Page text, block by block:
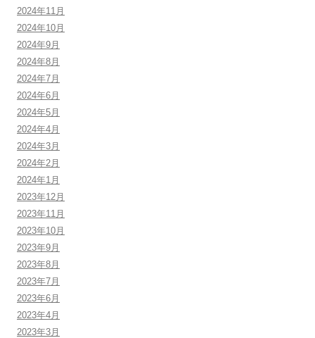
2024年11月
2024年10月
2024年9月
2024年8月
2024年7月
2024年6月
2024年5月
2024年4月
2024年3月
2024年2月
2024年1月
2023年12月
2023年11月
2023年10月
2023年9月
2023年8月
2023年7月
2023年6月
2023年4月
2023年3月